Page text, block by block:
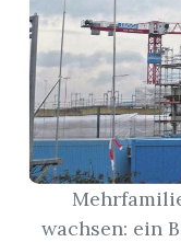
App
Bremgarten
wachsen: ein